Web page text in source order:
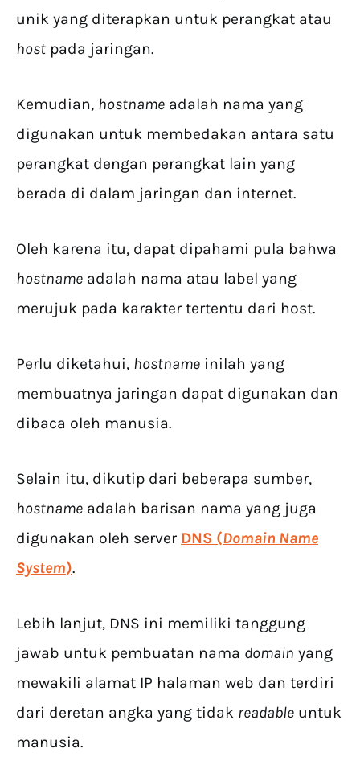
unik yang diterapkan untuk perangkat atau
host pada jaringan.
Kemudian, hostname adalah nama yang
digunakan untuk membedakan antara satu
perangkat dengan perangkat lain yang
berada di dalam jaringan dan internet.
Oleh karena itu, dapat dipahami pula bahwa
hostname adalah nama atau label yang
merujuk pada karakter tertentu dari host.
Perlu diketahui, hostname inilah yang
membuatnya jaringan dapat digunakan dan
dibaca oleh manusia.
Selain itu, dikutip dari beberapa sumber,
hostname adalah barisan nama yang juga
digunakan oleh server DNS (Domain Name
System).
Lebih lanjut, DNS ini memiliki tanggung
jawab untuk pembuatan nama domain yang
mewakili alamat IP halaman web dan terdiri
dari deretan angka yang tidak readable untuk
manusia.